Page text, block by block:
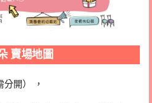
賣場地圖
分開） ，